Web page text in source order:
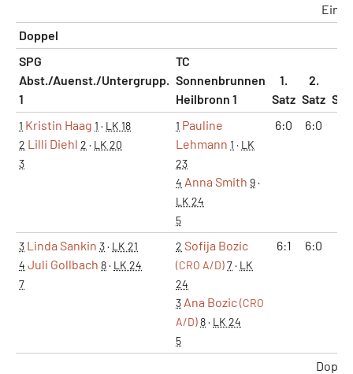
Doppel
SPG
Abst./Auenst./Untergrupp.
1
TC
Sonnenbrunnen
Heilbronn 1
1.
Satz
2.
Satz
1 Kristin Haag 1 · LK 18
2 Lilli Diehl 2 · LK 20
3
1 Pauline
Lehmann 1 · LK
23
4 Anna Smith 9·
LK 24
5
6:0 6:0
3 Linda Sankin 3· LK 21
4 Juli Gollbach 8· LK 24
7
2 Sofija Bozic
(CRO A/D)7· LK
24
3 Ana Bozic(CRO
A/D)8· LK 24
5
6:1 6:0